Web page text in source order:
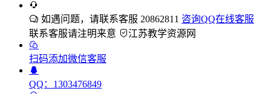
如遇问题，请联系客服 20862811 咨询QQ在线客服
联系客服请注明来意
江苏教学资源网
扫码添加微信客服
QQ：1303476849